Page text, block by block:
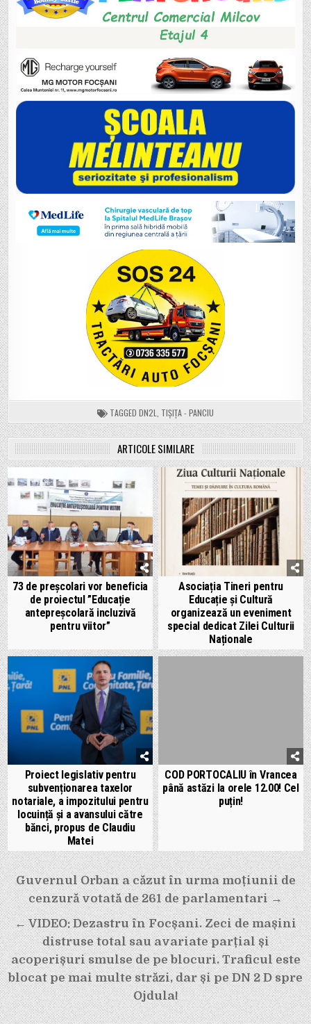
TAGGED DN2L TIȘIȚA - PANCIU
ARTICOLE SIMILARE
73 de preșcolari vor beneficia
de proiectul ”Educație
antepreșcolară incluzivă
pentru viitor”
Asociația Tineri pentru
Educație și Cultură
organizează un eveniment
special dedicat Zilei Culturii
Naționale
Proiect legislativ pentru
subvenționarea taxelor
notariale, a impozitului pentru
locuință și a avansului către
bănci, propus de Claudiu
Matei
COD PORTOCALIU în Vrancea
până astăzi la orele 12.00! Cel
puțin!
Navigare
în
articole
Guvernul Orban a căzut în urma moțiunii de
cenzură votată de 261 de parlamentari →
← VIDEO: Dezastru în Focșani. Zeci de mașini
distruse total sau avariate parțial și
acoperișuri smulse de pe blocuri. Traficul este
blocat pe mai multe străzi, dar și pe DN 2 D spre
Ojdula!